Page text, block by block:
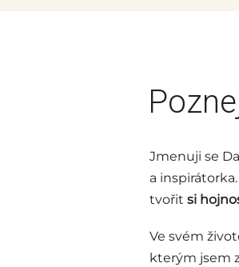
Jmenuji se
a
tvořit si
Ve svém
kterým jsem